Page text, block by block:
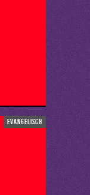
evangelisch